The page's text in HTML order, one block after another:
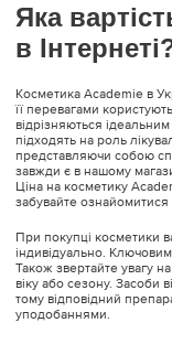
Яка
в
Косметика Academie в
її перевагами
відрізняються
підходять на роль
представляючи собою
завжди є в нашому
Ціна на косметику
забувайте
При покупці косметики
індивідуально.
Також звертайте увагу
віку або сезону. Засоби
тому відповідний
уподобаннями.